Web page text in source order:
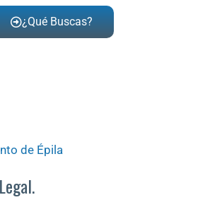
¿Qué Buscas?
de Épila